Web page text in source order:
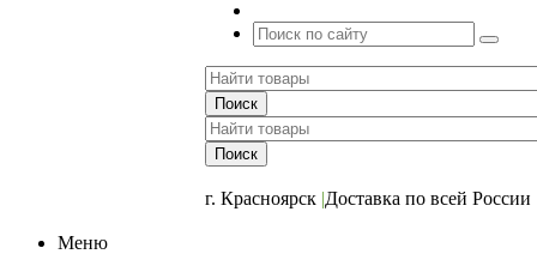
г. Красноярск |Доставка по всей России
Меню